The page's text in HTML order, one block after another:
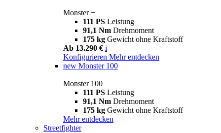
Monster +
111 PS Leistung
91,1 Nm Drehmoment
175 kg Gewicht ohne Kraftstoff
Ab 13.290 € i
Konfigurieren Mehr entdecken
new Monster 100
Monster 100
111 PS Leistung
91,1 Nm Drehmoment
175 kg Gewicht ohne Kraftstoff
Mehr entdecken
Streetfighter